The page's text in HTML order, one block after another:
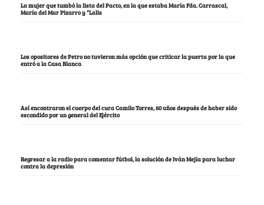
La mujer que tumbó la lista del Pacto, en la que estaba María Fda. Carrascal,
María del Mar Pizarro y “Lalis
Los opositores de Petro no tuvieron más opción que criticar la puerta por la que
entró a la Casa Blanca
Así encontraron el cuerpo del cura Camilo Torres, 60 años después de haber sido
escondido por un general del Ejército
Regresar a la radio para comentar fútbol, la solución de Iván Mejía para luchar
contra la depresión